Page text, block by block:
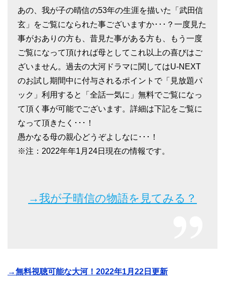
あの、我が子の晴信の53年の生涯を描いた「武田信
玄」をご覧になられた事ございますか･･･？一度見た
事がおありの方も、昔見た事がある方も、もう一度
ご覧になって頂ければ母としてこれ以上の喜びはご
ざいません。過去の大河ドラマに関してはU-NEXT
のお試し期間中に付与されるポイントで「見放題パ
ック」利用すると「全話一気に」無料でご覧になっ
て頂く事が可能でございます。詳細は下記をご覧に
なって頂きたく･･･！
愚かなる母の親心どうぞよしなに･･･！
※注：2022年年1月24日現在の情報です。
→我が子晴信の物語を見てみる？
→無料視聴可能な大河！2022年1月22日更新